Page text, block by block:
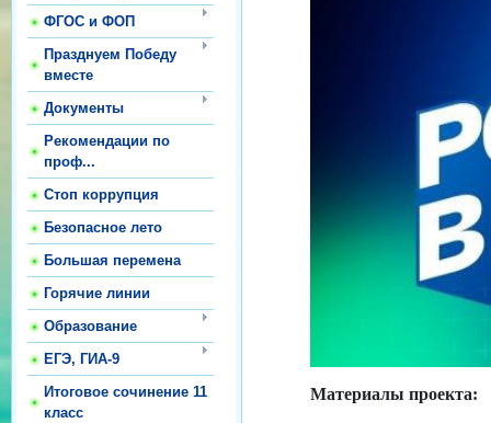
ФГОС и ФОП
Празднуем Победу
вместе
Документы
Рекомендации по
проф...
Стоп коррупция
Безопасное лето
Большая перемена
Горячие линии
Образование
ЕГЭ, ГИА-9
Итоговое сочинение 11
класс
Материалы проекта: